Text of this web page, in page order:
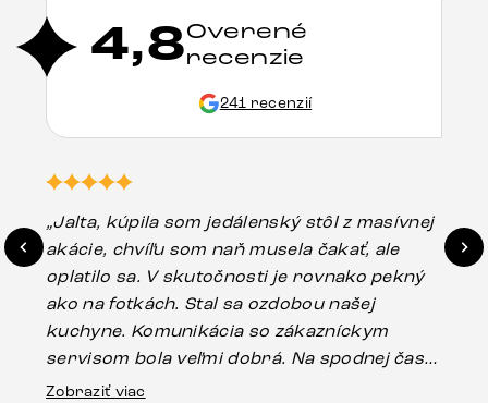
4,8Overené
recenzie
241 recenzií
„Jalta, kúpila som jedálenský stôl z masívnej
akácie, chvíľu som naň musela čakať, ale
oplatilo sa. V skutočnosti je rovnako pekný
ako na fotkách. Stal sa ozdobou našej
kuchyne. Komunikácia so zákazníckym
servisom bola veľmi dobrá. Na spodnej časti
stola bolo malé poškodenie, pravdepodobne
Zobraziť viac